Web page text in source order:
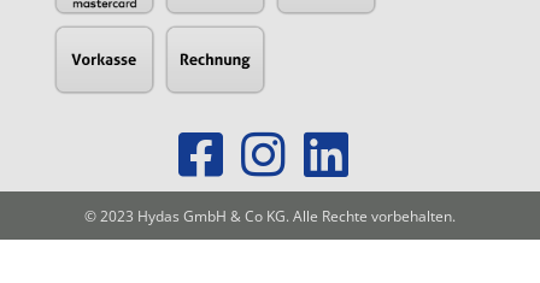
© 2023 Hydas GmbH & Co KG. Alle Rechte vorbehalten.